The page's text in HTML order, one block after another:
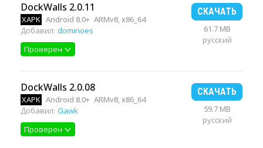
DockWalls 2.0.11
XAPK Android 8.0+ ARMv8, x86_64
Добавил: dominoes
Проверен
СКАЧАТЬ
61.7 MB
русский
DockWalls 2.0.08
XAPK Android 8.0+ ARMv8, x86_64
Добавил: Gawk
Проверен
СКАЧАТЬ
59.7 MB
русский